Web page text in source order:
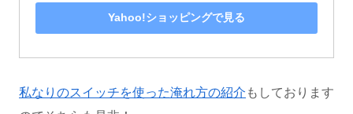
Yahoo!ショッピングで見る
私なりのスイッチを使った淹れ方の紹介 もしております